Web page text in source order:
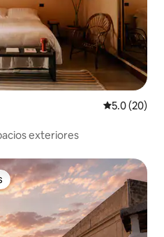
Calificación
5.0 (20)
exteriores